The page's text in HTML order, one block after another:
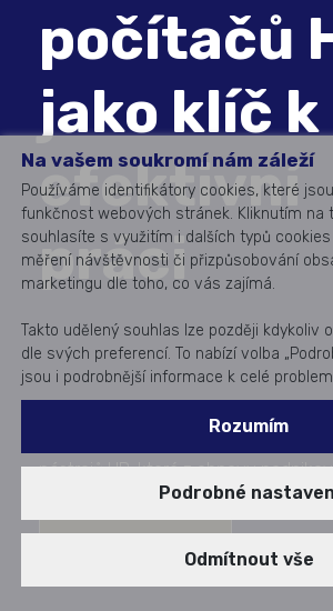
počítačů
jako klíč k
efektivní
práci
Naši specialisté pro vás připravili
nástrojů HP, které z obnovy
udělají strategickou investici do
Na vašem soukromí nám záleží
Používáme identifikátory cookies, které
funkčnost webových stránek. Kliknutím na
souhlasíte s využitím i dalších typů
měření návštěvnosti či přizpůsobování
marketingu dle toho, co vás zajímá.
Takto udělený souhlas lze později kdykoliv
dle svých preferencí. To nabízí volba
jsou i podrobnější informace k celé
Rozumím
Podrobné
Odmítnout vše